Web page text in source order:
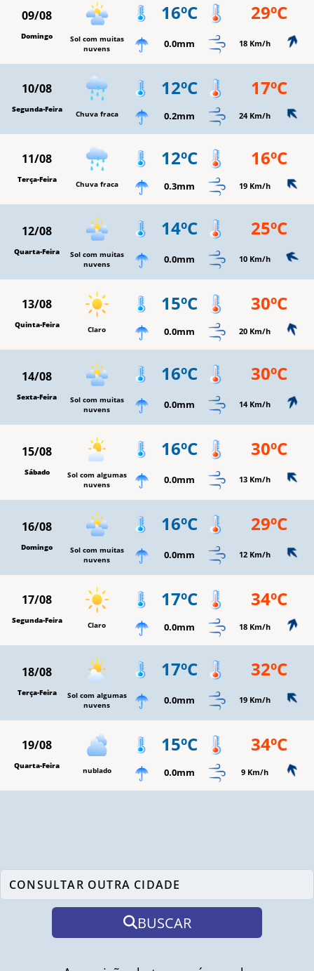
09/08
Domingo
Sol com muitas
nuvens
16ºC 29ºC
0.0mm 18 Km/h
10/08
Segunda-Feira Chuva fraca
12ºC 17ºC
0.2mm 24 Km/h
11/08
Terça-Feira Chuva fraca
12ºC 16ºC
0.3mm 19 Km/h
12/08
Quarta-Feira
Sol com muitas
nuvens
14ºC 25ºC
0.0mm 10 Km/h
13/08
Quinta-Feira Claro
15ºC 30ºC
0.0mm 20 Km/h
14/08
Sexta-Feira
Sol com muitas
nuvens
16ºC 30ºC
0.0mm 14 Km/h
15/08
Sábado
Sol com algumas
nuvens
16ºC 30ºC
0.0mm 13 Km/h
16/08
Domingo
Sol com muitas
nuvens
16ºC 29ºC
0.0mm 12 Km/h
17/08
Segunda-Feira Claro
17ºC 34ºC
0.0mm 18 Km/h
18/08
Terça-Feira
Sol com algumas
nuvens
17ºC 32ºC
0.0mm 19 Km/h
19/08
Quarta-Feira nublado
15ºC 34ºC
0.0mm 9 Km/h
BUSCAR